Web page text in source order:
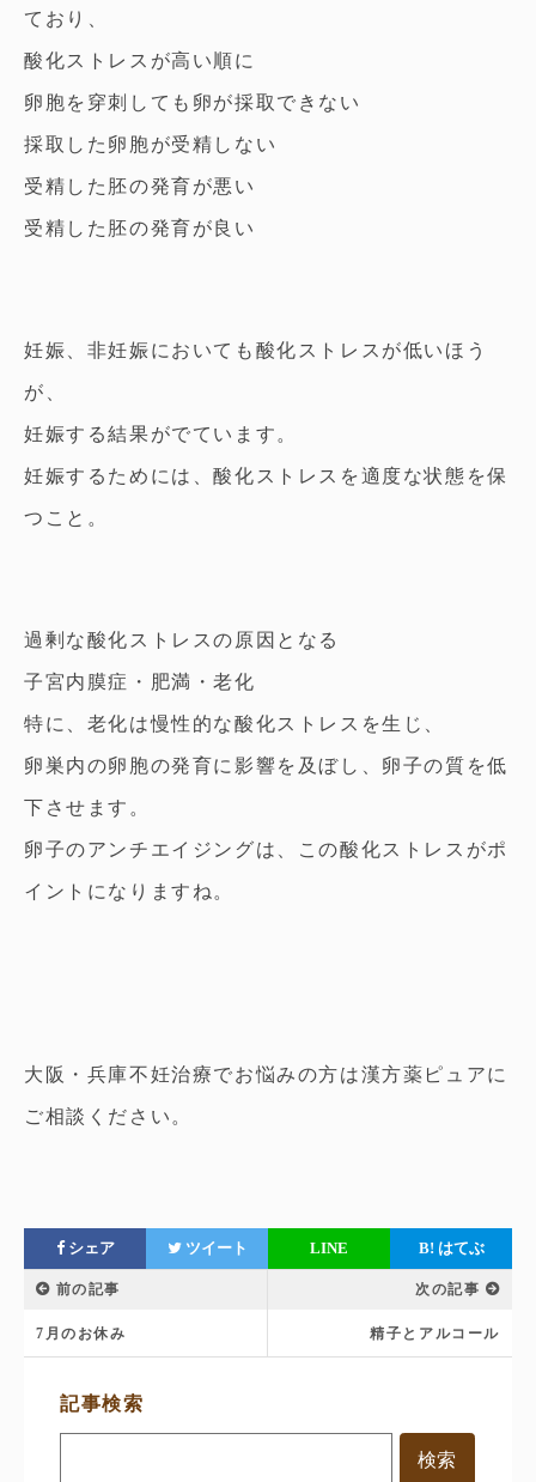
ており、
酸化ストレスが高い順に
卵胞を穿刺しても卵が採取できない
採取した卵胞が受精しない
受精した胚の発育が悪い
受精した胚の発育が良い
妊娠、非妊娠においても酸化ストレスが低いほう
が、
妊娠する結果がでています。
妊娠するためには、酸化ストレスを適度な状態を保
つこと。
過剰な酸化ストレスの原因となる
子宮内膜症・肥満・老化
特に、老化は慢性的な酸化ストレスを生じ、
卵巣内の卵胞の発育に影響を及ぼし、卵子の質を低
下させます。
卵子のアンチエイジングは、この酸化ストレスがポ
イントになりますね。
大阪・兵庫不妊治療でお悩みの方は漢方薬ピュアに
ご相談ください。
シェア ツイート LINE B! はてぶ
前の記事
7月のお休み
次の記事
精子とアルコール
サ
記事検索